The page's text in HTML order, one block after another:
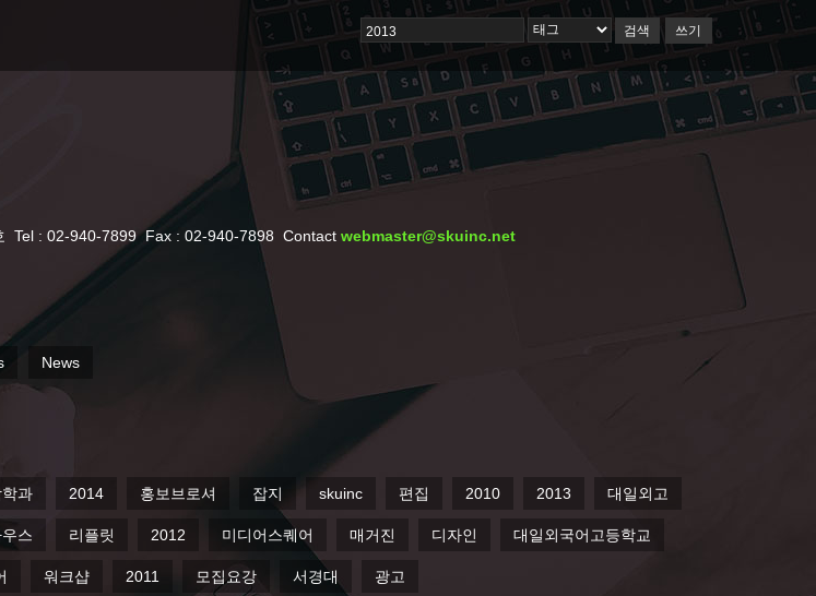
검색 쓰기
Tel : 02-940-7899 Fax : 02-940-7898 Contactwebmaster@skuinc.net
News
과 2014 홍보브로셔 잡지 skuinc 편집 2010 2013 대일외고
스 리플릿 2012 미디어스퀘어 매거진 디자인 대일외국어고등학교
워크샵 2011 모집요강 서경대 광고